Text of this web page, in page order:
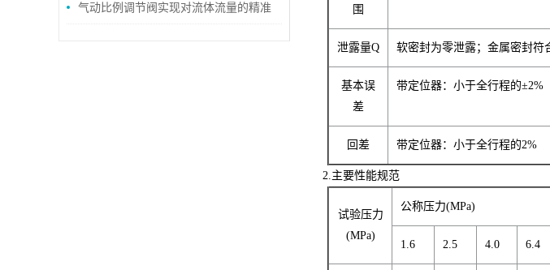
气动比例调节阀实现对流体流量的精准
围
泄露量Q 软密封为零泄露；金属密封符
基本误
差
带定位器：小于全行程的±2%
回差 带定位器：小于全行程的2%
2.主要性能规范
试验压力
(MPa)
公称压力(MPa)
1.6 2.5 4.0 6.4